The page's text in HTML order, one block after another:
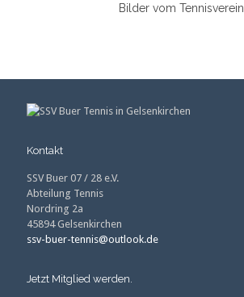
Bilder vom Tennisverein
Kontakt
SSV Buer 07 / 28 e.V.
Abteilung Tennis
Nordring 2a
45894 Gelsenkirchen
ssv-buer-tennis@outlook.de
Jetzt Mitglied werden.